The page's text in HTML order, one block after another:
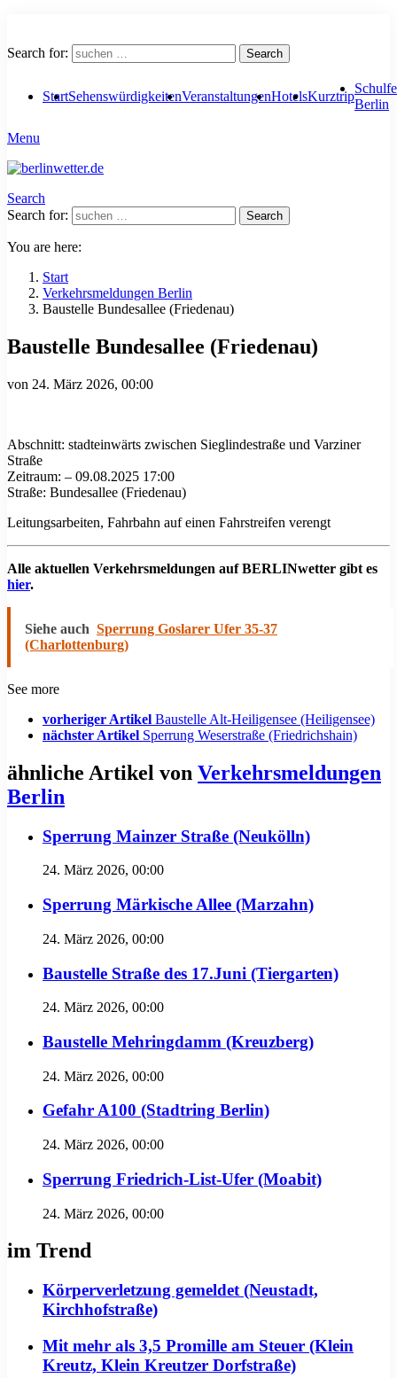
Search for: Search
StartSehenswürdigkeitenVeranstaltungenHotelsKurztrip
Berlin
Menu
Search
Search for:
Search
You are here:
Start
Verkehrsmeldungen Berlin
Baustelle Bundesallee (Friedenau)
Baustelle Bundesallee (Friedenau)
von 24. März 2026, 00:00
Abschnitt: stadteinwärts zwischen Sieglindestraße und Varziner
Straße
Zeitraum: – 09.08.2025 17:00
Straße: Bundesallee (Friedenau)
Leitungsarbeiten, Fahrbahn auf einen Fahrstreifen verengt
Alle aktuellen Verkehrsmeldungen auf BERLINwetter gibt es
hier.
Siehe auch Sperrung Goslarer Ufer 35-37
(Charlottenburg)
See more
vorheriger Artikel Baustelle Alt-Heiligensee (Heiligensee)
nächster Artikel Sperrung Weserstraße (Friedrichshain)
ähnliche Artikel von Verkehrsmeldungen
Berlin
Sperrung Mainzer Straße (Neukölln)
24. März 2026, 00:00
Sperrung Märkische Allee (Marzahn)
24. März 2026, 00:00
Baustelle Straße des 17.Juni (Tiergarten)
24. März 2026, 00:00
Baustelle Mehringdamm (Kreuzberg)
24. März 2026, 00:00
Gefahr A100 (Stadtring Berlin)
24. März 2026, 00:00
Sperrung Friedrich-List-Ufer (Moabit)
24. März 2026, 00:00
im Trend
Körperverletzung gemeldet (Neustadt,
Kirchhofstraße)
Mit mehr als 3,5 Promille am Steuer (Klein
Kreutz, Klein Kreutzer Dorfstraße)